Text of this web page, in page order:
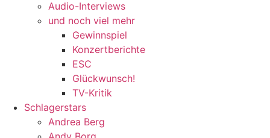
Audio-Interviews
und noch viel mehr
Gewinnspiel
Konzertberichte
ESC
Glückwunsch!
TV-Kritik
Schlagerstars
Andrea Berg